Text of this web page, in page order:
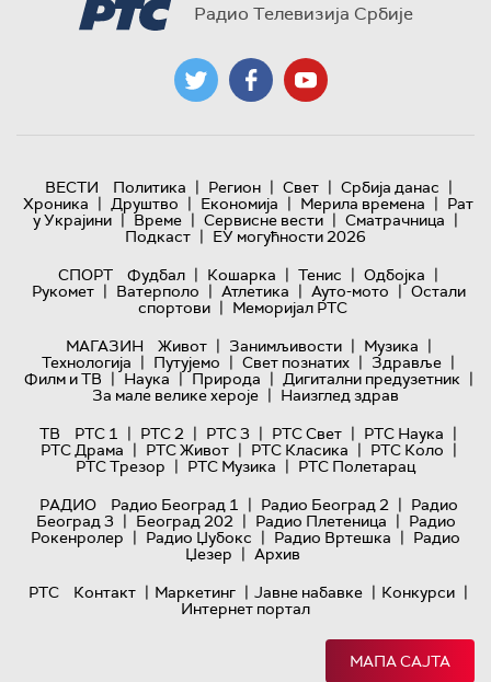
Радио Телевизија Србије
ВЕСТИ Политика | Регион | Свет | Србија данас |
Хроника | Друштво | Економија | Мерила времена | Рат
у Украјини | Време | Сервисне вести | Сматрачница |
Подкаст | ЕУ могућности 2026
СПОРТ
Фудбал | Кошарка | Тенис | Одбојка |
Рукомет | Ватерполо | Атлетика | Ауто-мото | Остали
спортови | Меморијал РТС
МАГАЗИН
Живот | Занимљивости | Музика |
Технологијa | Путујемо | Свет познатих | Здравље |
Филм и ТВ | Наука | Природа | Дигитални предузетник |
За мале велике хероје | Наизглед здрав
ТВ
РТС 1 | РТС 2 | РТС 3 | РТС Свет | РТС Наука |
РТС Драма | РТС Живот | РТС Класика | РТС Коло |
РТС Трезор | РТС Музика | РТС Полетарац
РАДИО
Радио Београд 1 | Радио Београд 2 | Радио
Београд 3 | Београд 202 | Радио Плетеница | Радио
Рокенролер | Радио Џубокс | Радио Вртешка | Радио
Џезер | Архив
РТС
Контакт | Маркетинг | Јавне набавке | Конкурси |
Интернет портал
МАПА САЈТА